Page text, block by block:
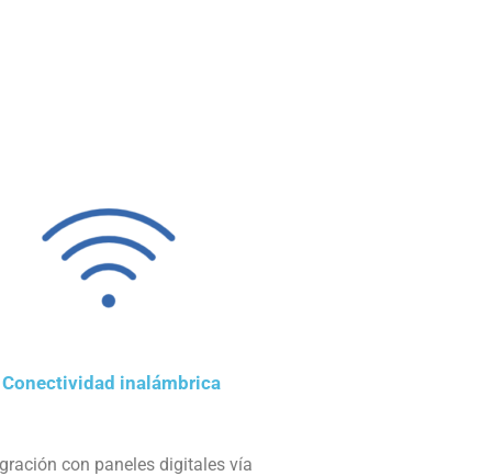
Conectividad inalámbrica
con paneles digitales vía